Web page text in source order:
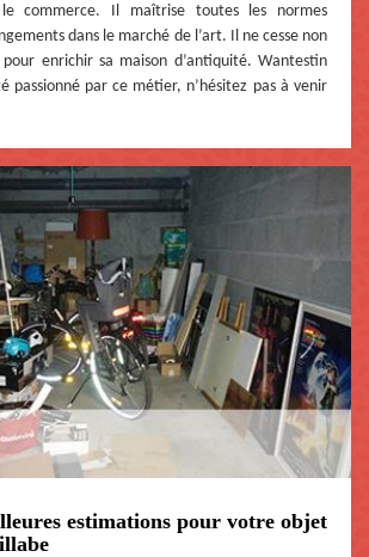
commerce. Il maîtrise toutes les normes
dans le marché de l’art. Il ne cesse non
enrichir sa maison d’antiquité. Wantestin
passionné par ce métier, n’hésitez pas à venir
estimations pour votre objet